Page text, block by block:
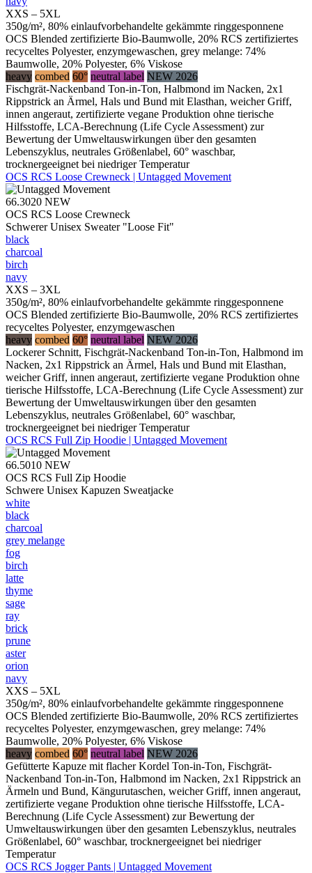
XXS – 5XL
350g/m², 80% einlaufvorbehandelte gekämmte ringgesponnene
OCS Blended zertifizierte Bio-Baumwolle, 20% RCS zertifiziertes
recyceltes Polyester, enzymgewaschen, grey melange: 74%
Baumwolle, 20% Polyester, 6% Viskose
heavy combed 60° neutral label NEW 2026
Fischgrät-Nackenband Ton-in-Ton, Halbmond im Nacken, 2x1
Rippstrick an Ärmel, Hals und Bund mit Elasthan, weicher Griff,
innen angeraut, zertifizierte vegane Produktion ohne tierische
Hilfsstoffe, LCA-Berechnung (Life Cycle Assessment) zur
Bewertung der Umweltauswirkungen über den gesamten
Lebenszyklus, neutrales Größenlabel, 60° waschbar,
trocknergeeignet bei niedriger Temperatur
OCS RCS Loose Crewneck | Untagged Movement
66.3020 NEW
OCS RCS Loose Crewneck
Schwerer Unisex Sweater "Loose Fit"
black
charcoal
birch
navy
XXS – 3XL
350g/m², 80% einlaufvorbehandelte gekämmte ringgesponnene
OCS Blended zertifizierte Bio-Baumwolle, 20% RCS zertifiziertes
recyceltes Polyester, enzymgewaschen
heavy combed 60° neutral label NEW 2026
Lockerer Schnitt, Fischgrät-Nackenband Ton-in-Ton, Halbmond im
Nacken, 2x1 Rippstrick an Ärmel, Hals und Bund mit Elasthan,
weicher Griff, innen angeraut, zertifizierte vegane Produktion ohne
tierische Hilfsstoffe, LCA-Berechnung (Life Cycle Assessment) zur
Bewertung der Umweltauswirkungen über den gesamten
Lebenszyklus, neutrales Größenlabel, 60° waschbar,
trocknergeeignet bei niedriger Temperatur
OCS RCS Full Zip Hoodie | Untagged Movement
66.5010 NEW
OCS RCS Full Zip Hoodie
Schwere Unisex Kapuzen Sweatjacke
white
black
charcoal
grey melange
fog
birch
latte
thyme
sage
ray
brick
prune
aster
orion
navy
XXS – 5XL
350g/m², 80% einlaufvorbehandelte gekämmte ringgesponnene
OCS Blended zertifizierte Bio-Baumwolle, 20% RCS zertifiziertes
recyceltes Polyester, enzymgewaschen, grey melange: 74%
Baumwolle, 20% Polyester, 6% Viskose
heavy combed 60° neutral label NEW 2026
Gefütterte Kapuze mit flacher Kordel Ton-in-Ton, Fischgrät-
Nackenband Ton-in-Ton, Halbmond im Nacken, 2x1 Rippstrick an
Ärmeln und Bund, Kängurutaschen, weicher Griff, innen angeraut,
zertifizierte vegane Produktion ohne tierische Hilfsstoffe, LCA-
Berechnung (Life Cycle Assessment) zur Bewertung der
Umweltauswirkungen über den gesamten Lebenszyklus, neutrales
Größenlabel, 60° waschbar, trocknergeeignet bei niedriger
Temperatur
OCS RCS Jogger Pants | Untagged Movement